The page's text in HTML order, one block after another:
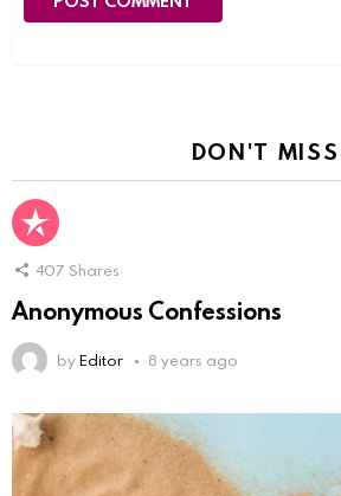
DON'T MISS
407 Shares
Anonymous Confessions
byEditor 8 years ago